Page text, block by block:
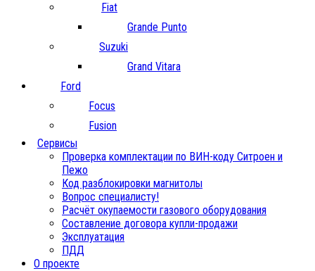
Fiat
Grande Punto
Suzuki
Grand Vitara
Ford
Focus
Fusion
Сервисы
Проверка комплектации по ВИН-коду Ситроен и
Пежо
Код разблокировки магнитолы
Вопрос специалисту!
Расчёт окупаемости газового оборудования
Составление договора купли-продажи
Эксплуатация
ПДД
О проекте